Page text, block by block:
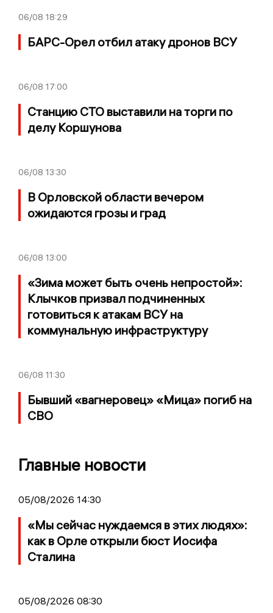
06/08 18:29
БАРС-Орел отбил атаку дронов ВСУ
06/08 17:00
Станцию СТО выставили на торги по
делу Коршунова
06/08 13:30
В Орловской области вечером
ожидаются грозы и град
06/08 13:00
«Зима может быть очень непростой»:
Клычков призвал подчиненных
готовиться к атакам ВСУ на
коммунальную инфраструктуру
06/08 11:30
Бывший «вагнеровец» «Мица» погиб на
СВО
Главные новости
05/08/2026 14:30
«Мы сейчас нуждаемся в этих людях»:
как в Орле открыли бюст Иосифа
Сталина
05/08/2026 08:30